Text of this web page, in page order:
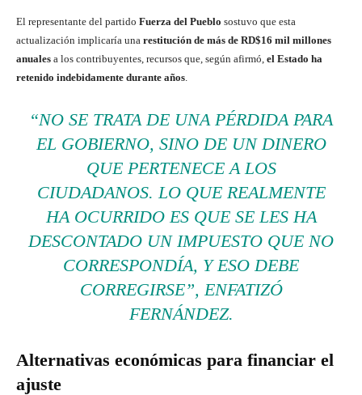
El representante del partido Fuerza del Pueblo sostuvo que esta
actualización implicaría una restitución de más de RD$16 mil millones
anuales a los contribuyentes, recursos que, según afirmó, el Estado ha
retenido indebidamente durante años
“NO SE TRATA DE UNA PÉRDIDA PARA
EL GOBIERNO, SINO DE UN DINERO
QUE PERTENECE A LOS
CIUDADANOS. LO QUE REALMENTE
HA OCURRIDO ES QUE SE LES HA
DESCONTADO UN IMPUESTO QUE NO
CORRESPONDÍA, Y ESO DEBE
CORREGIRSE”, ENFATIZÓ
FERNÁNDEZ.
Alternativas económicas para financiar el
ajuste